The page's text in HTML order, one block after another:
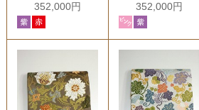
352,000円
352,000円